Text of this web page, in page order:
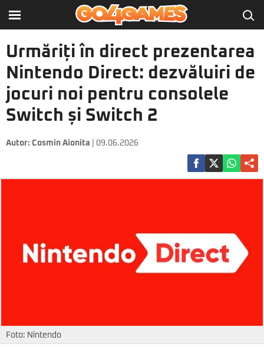
Urmăriți în direct prezentarea
Nintendo Direct: dezvăluiri de
jocuri noi pentru consolele
Switch și Switch 2
Autor: Cosmin Aionita | 09.06.2026
Foto: Nintendo